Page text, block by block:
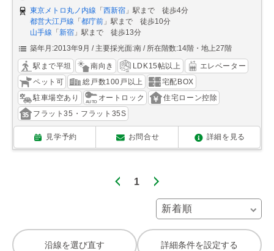
東京メトロ丸ノ内線 「 西新宿 」駅まで 徒歩4分
都営大江戸線 「 都庁前 」駅まで 徒歩10分
山手線 「 新宿 」駅まで 徒歩13分
築年月:2013年9月
主要採光面:南 所在階数:14階・地上27階
駅まで平坦 南向き LDK15帖以上
エレベーター
ペット可
総戸数100戸以上
宅配BOX
駐車場空あり
オートロック
住宅ローン控除
フラット35・フラット35S
見学予約 お問合せ 詳細を見る
1
沿線を選び直す 詳細条件を設定する